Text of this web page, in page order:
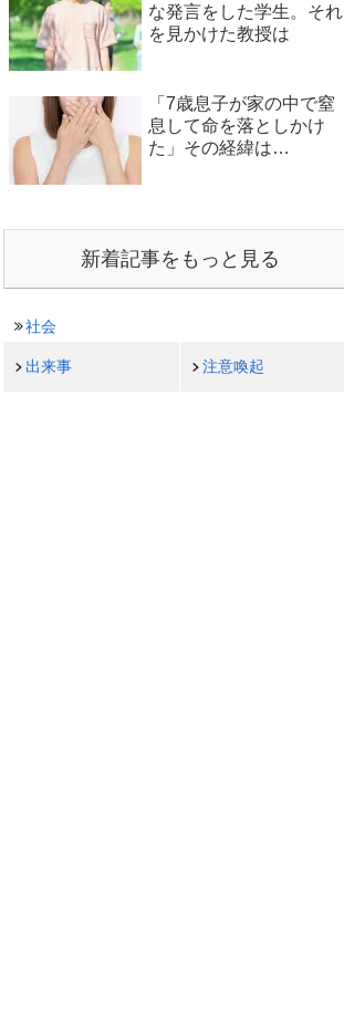
な発言をした学生。それ
を見かけた教授は
「7歳息子が家の中で窒
息して命を落としかけ
た」その経緯は…
新着記事をもっと見る
社会
出来事 注意喚起